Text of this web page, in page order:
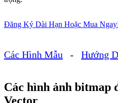
Đăng Ký Dài Hạn Hoặc Mua
Các Hình Mẫu - Hướng
Các hình ảnh bitmap
Vector